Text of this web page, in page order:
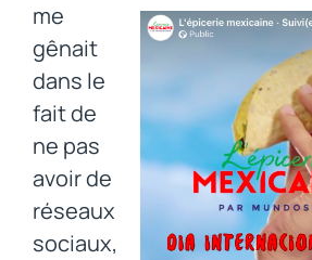
me
gênait
dans le
fait de
ne pas
avoir de
réseaux
sociaux,